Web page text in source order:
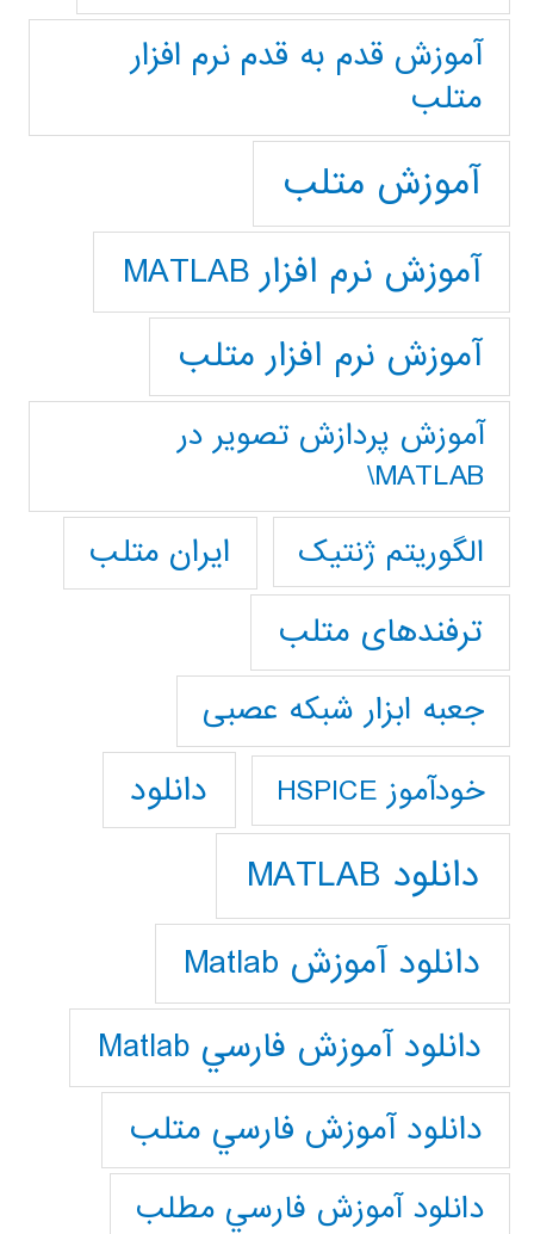
آموزش قدم به قدم نرم افزار
متلب
آموزش متلب
آموزش نرم افزار MATLAB
آموزش نرم افزار متلب
آموزش پردازش تصوير در
MATLAB\
الگوریتم ژنتیک
ایران متلب
ترفندهای متلب
جعبه ابزار شبکه عصبی
خودآموز HSPICE دانلود
دانلود MATLAB
دانلود آموزش Matlab
دانلود آموزش فارسي Matlab
دانلود آموزش فارسي متلب
دانلود آموزش فارسي مطلب